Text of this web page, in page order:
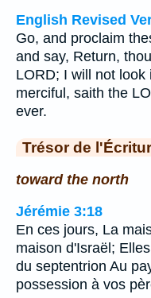
English Revised
Go, and proclaim
and say, Return,
LORD; I will not
merciful, saith the
ever.
Trésor de
toward the north
Jérémie 3:18
En ces jours, La
maison d'Israël;
du septentrion Au
possession à vos